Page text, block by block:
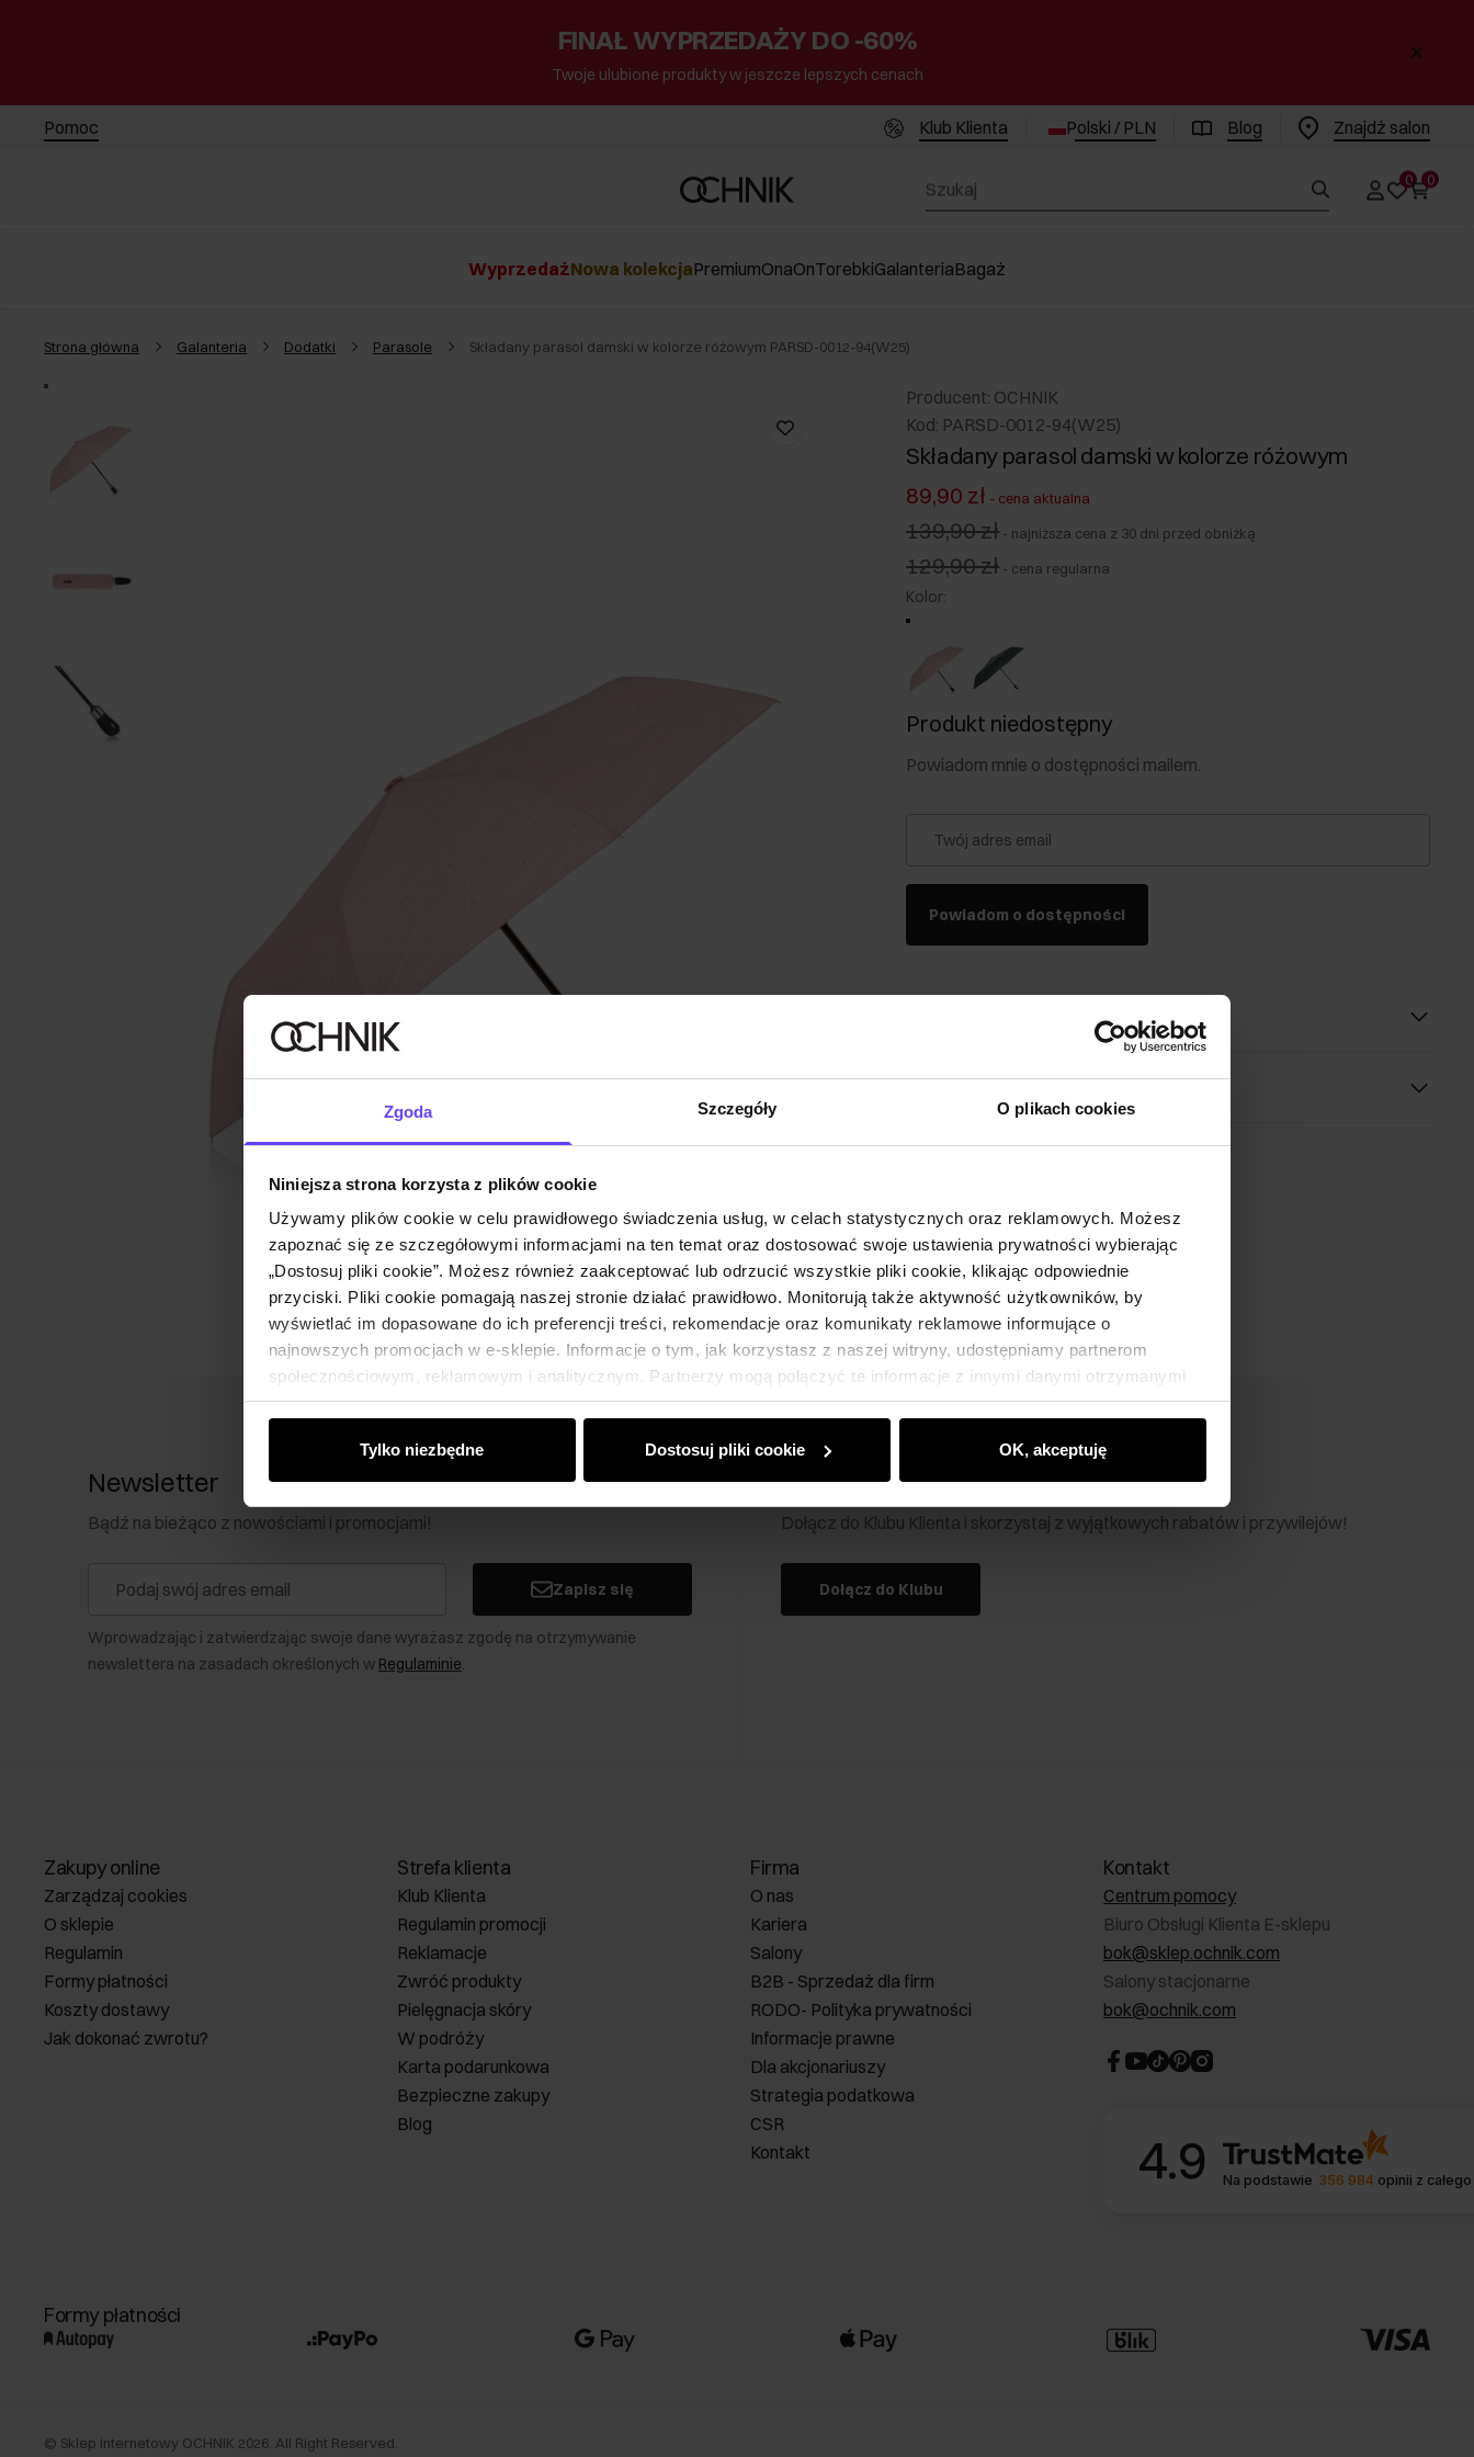
Zgoda Szczegóły O plikach cookies
Niniejsza strona korzysta z plików cookie
Używamy plików cookie w celu prawidłowego świadczenia usług, w celach statystycznych oraz reklamowych. Możesz
zapoznać się ze szczegółowymi informacjami na ten temat oraz dostosować swoje ustawienia prywatności wybierając
„Dostosuj pliki cookie”. Możesz również zaakceptować lub odrzucić wszystkie pliki cookie, klikając odpowiednie
przyciski. Pliki cookie pomagają naszej stronie działać prawidłowo. Monitorują także aktywność użytkowników, by
wyświetlać im dopasowane do ich preferencji treści, rekomendacje oraz komunikaty reklamowe informujące o
najnowszych promocjach w e-sklepie. Informacje o tym, jak korzystasz z naszej witryny, udostępniamy partnerom
społecznościowym, reklamowym i analitycznym. Partnerzy mogą połączyć te informacje z innymi danymi otrzymanymi
od Ciebie lub uzyskanymi podczas korzystania z ich usług.
Tylko niezbędne Dostosuj pliki cookie OK, akceptuję
FINAŁ WYPRZEDAŻY DO -60%
Twoje ulubione produkty w jeszcze lepszych cenach
Pomoc Klub Klienta Polski / PLN Blog Znajdż salon
0 0
WyprzedażNowa kolekcjaPremiumOnaOnTorebkiGalanteriaBagaż
Strona główna Galanteria Dodatki Parasole Składany parasol damski w kolorze różowym PARSD-0012-94(W25)
Producent: OCHNIK
Kod: PARSD-0012-94(W25)
Składany parasol damski w kolorze różowym
89,90 zł - cena aktualna
139,90 zł - najniższa cena z 30 dni przed obniżką
129,90 zł - cena regularna
Kolor:
Produkt niedostępny
Powiadom mnie o dostępności mailem.
Twój adres email
Powiadom o dostępności
Opinie
Newsletter
Bądź na bieżąco z nowościami i promocjami!
Zapisz się
Wprowadzając i zatwierdzając swoje dane wyrażasz zgodę na otrzymywanie
newslettera na zasadach określonych w Regulaminie.
Klub Klienta Ochnik
Dołącz do Klubu Klienta i skorzystaj z wyjątkowych rabatów i przywilejów!
Dołącz do Klubu
Zakupy online
Zarządzaj cookies
O sklepie
Regulamin
Formy płatności
Koszty dostawy
Jak dokonać zwrotu?
Strefa klienta
Klub Klienta
Regulamin promocji
Reklamacje
Zwróć produkty
Pielęgnacja skóry
W podróży
Karta podarunkowa
Bezpieczne zakupy
Blog
Firma
O nas
Kariera
Salony
B2B - Sprzedaż dla firm
RODO- Polityka prywatności
Informacje prawne
Dla akcjonariuszy
Strategia podatkowa
CSR
Kontakt
Kontakt
Centrum pomocy
Biuro Obsługi Klienta E-sklepu
bok@sklep.ochnik.com
Salony stacjonarne
bok@ochnik.com
4.9 Na podstawie 356 984 opinii z
Formy płatności
© Sklep internetowy OCHNIK 2026 . All Right Reserved.